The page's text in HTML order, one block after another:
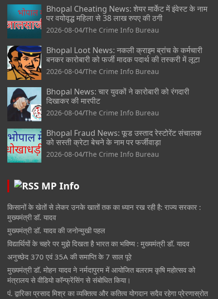
Bhopal Cheating News: शेयर मार्केट में इंवेस्ट के नाम
पर वयोवृद्ध महिला से 38 लाख रुपए की ठगी
2026-08-04 The Crime Info Bureau
Bhopal Loot News: नकली क्राइम ब्रांच के कर्मचारी
बनकर कारोबारी को फर्जी मादक पदार्थ की तस्करी में लूटा
2026-08-04 The Crime Info Bureau
Bhopal News: चार युवकों ने कारोबारी को रंगदारी
दिखाकर की मारपीट
2026-08-04 The Crime Info Bureau
Bhopal Fraud News: फूड उस्ताद रेस्टोरेंट संचालक
को सस्ती क्रेटा बेचने के नाम पर फर्जीवाड़ा
2026-08-04 The Crime Info Bureau
MP Info
किसानों के खेतों से लेकर उनके खातों तक का ध्यान रख रही है: राज्य सरकार :
मुख्यमंत्री डॉ. यादव
मुख्यमंत्री डॉ. यादव की जनोन्मुखी पहल
विद्यार्थियों के चहरे पर मुझे दिखता है भारत का भविष्य : मुख्यमंत्री डॉ. यादव
अनुच्छेद 370 एवं 35A की समाप्ति के 7 साल पूरे
मुख्यमंत्री डॉ. मोहन यादव ने नर्मदापुरम में आयोजित बलराम कृषि महोत्सव को
मंत्रालय से वीडियो कॉन्फ्रेंसिंग से संबोधित किया।
पं. द्वारिका प्रसाद मिश्र का व्यक्तित्व और कतित्व योगदान सदैव रहेगा प्रेरणास्रोत